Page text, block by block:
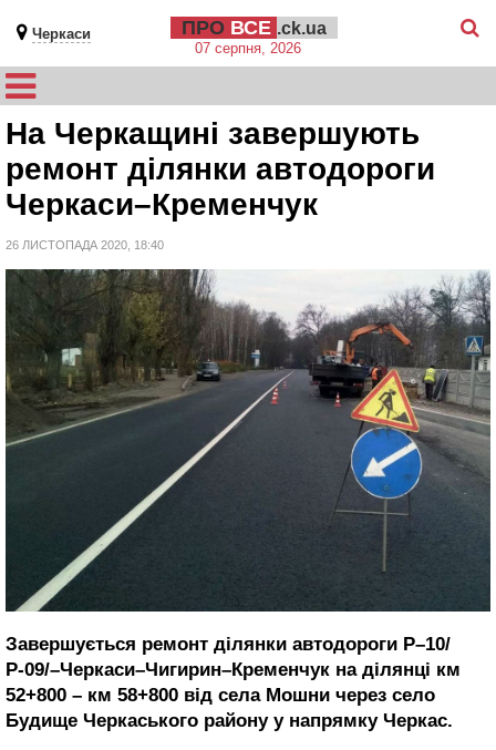
Черкаси ПРО ВСЕ .ck.ua
07 серпня, 2026
На Черкащині завершують
ремонт ділянки автодороги
Черкаси–Кременчук
26 ЛИСТОПАДА 2020, 18:40
Завершується ремонт ділянки автодороги Р–10/
Р-09/–Черкаси–Чигирин–Кременчук на ділянці км
52+800 – км 58+800 від села Мошни через село
Будище Черкаського району у напрямку Черкас.